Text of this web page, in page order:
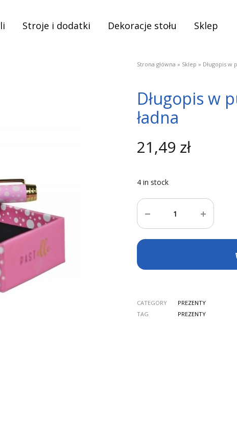
Stroje i dodatki Dekoracje stołu Sklep
Strona główna » Sklep » Długopis w
Długopis w
ładna
21,49 zł
4 in stock
Quantity
CATEGORY
PREZENTY
TAG
PREZENTY